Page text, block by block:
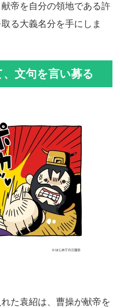
帝を自分の領地である許
る大義名分を手にしま
文句を言い募る
た袁紹は、曹操が献帝を